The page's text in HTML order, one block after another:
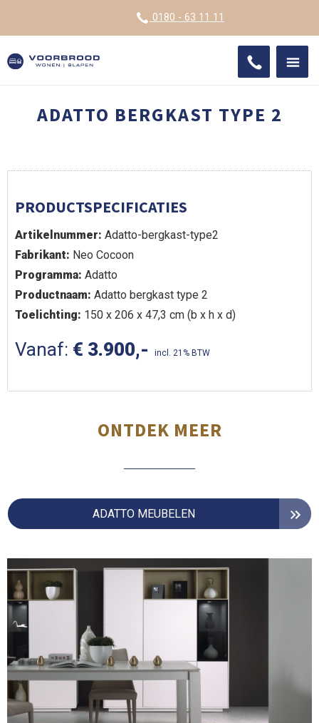
0180 - 63 11 11
ADATTO BERGKAST TYPE 2
PRODUCTSPECIFICATIES
Artikelnummer: Adatto-bergkast-type2
Fabrikant: Neo Cocoon
Programma: Adatto
Productnaam: Adatto bergkast type 2
Toelichting: 150 x 206 x 47,3 cm (b x h x d)
Vanaf: € 3.900,- incl. 21% BTW
ONTDEK MEER
ADATTO MEUBELEN